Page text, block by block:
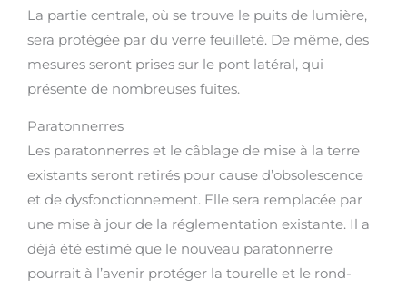
La partie centrale, où se trouve le puits de lumière,
sera protégée par du verre feuilleté. De même, des
mesures seront prises sur le pont latéral, qui
présente de nombreuses fuites.
Paratonnerres
Les paratonnerres et le câblage de mise à la terre
existants seront retirés pour cause d’obsolescence
et de dysfonctionnement. Elle sera remplacée par
une mise à jour de la réglementation existante. Il a
déjà été estimé que le nouveau paratonnerre
pourrait à l’avenir protéger la tourelle et le rond-